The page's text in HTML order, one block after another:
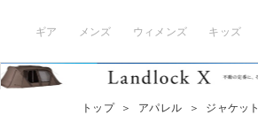
ギア メンズ ウィメンズ キッズ
トップ ＞ アパレル ＞ ジャケット